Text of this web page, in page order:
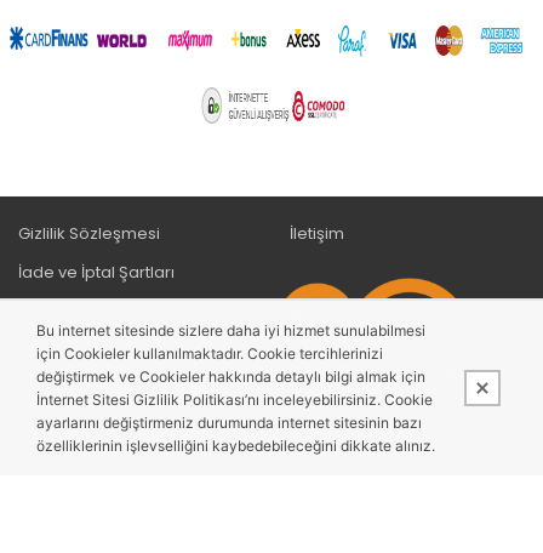
Whatsapp İletişim
Gizlilik Sözleşmesi
İade ve İptal Şartları
sözleşmesi
KVKK Bilgilendirme
Ödeme ve Teslimat
İletişim
BIZI TAKIP EDIN
Bu internet sitesinde sizlere daha iyi hizmet sunulabilmesi
için Cookieler kullanılmaktadır. Cookie tercihlerinizi
değiştirmek ve Cookieler hakkında detaylı bilgi almak için
İnternet Sitesi Gizlilik Politikası’nı inceleyebilirsiniz. Cookie
ayarlarını değiştirmeniz durumunda internet sitesinin bazı
özelliklerinin işlevselliğini kaybedebileceğini dikkate alınız.